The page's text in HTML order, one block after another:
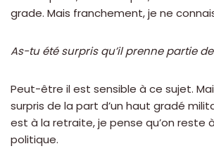
grade. Mais franchement, je ne
As-tu été surpris qu’il prenne partie
Peut-être il est sensible à ce sujet.
surpris de la part d’un haut gradé
est à la retraite, je pense qu’on reste
politique.